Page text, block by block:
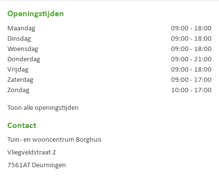
Openingstijden
Maandag
09:00 - 18:00
Dinsdag
09:00 - 18:00
Woensdag
09:00 - 18:00
Donderdag
09:00 - 21:00
Vrijdag
09:00 - 18:00
Zaterdag
09:00 - 17:00
Zondag
10:00 - 17:00
Toon alle openingstijden
Contact
Tuin- en wooncentrum Borghuis
Vliegveldstraat 2
7561AT Deurningen